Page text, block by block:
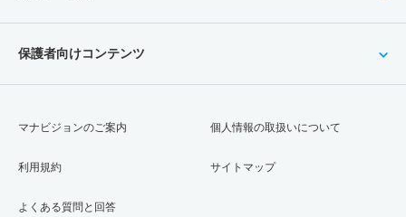
保護者向けコンテンツ
マナビジョンのご案内
利用規約
よくある質問と回答
個人情報の取扱いについて
サイトマップ